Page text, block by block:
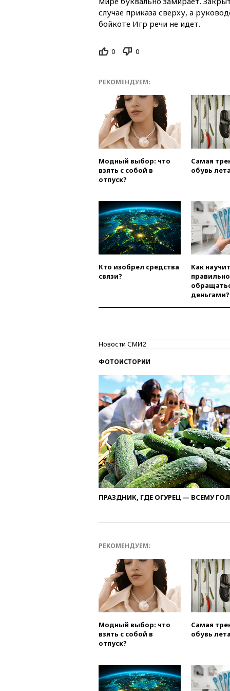
случае приказа сверху, а
бойкоте Игр речи не идет.
0 0
РЕКОМЕНДУЕМ:
Модный выбор: что
взять с собой в
отпуск?
Самая
обувь
Кто изобрел средства
связи?
Как
правильно
деньгами?
Новости СМИ2
ФОТОИСТОРИИ
ПРАЗДНИК, ГДЕ ОГУРЕЦ — ВСЕМУ
РЕКОМЕНДУЕМ:
Модный выбор: что
взять с собой в
отпуск?
Самая
обувь